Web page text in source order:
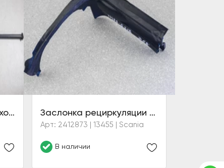
Подкос верхнего воздухозаборника Заслонка рециркуляции воздуха (6 серия)
Арт: 2412873 | 13455 | Scania
В наличии